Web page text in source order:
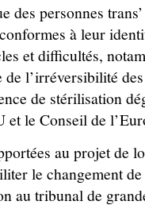
des personnes
à leur
et difficultés,
de l’irréversibilité
de stérilisation
et le Conseil de
au projet de
le changement
au tribunal de